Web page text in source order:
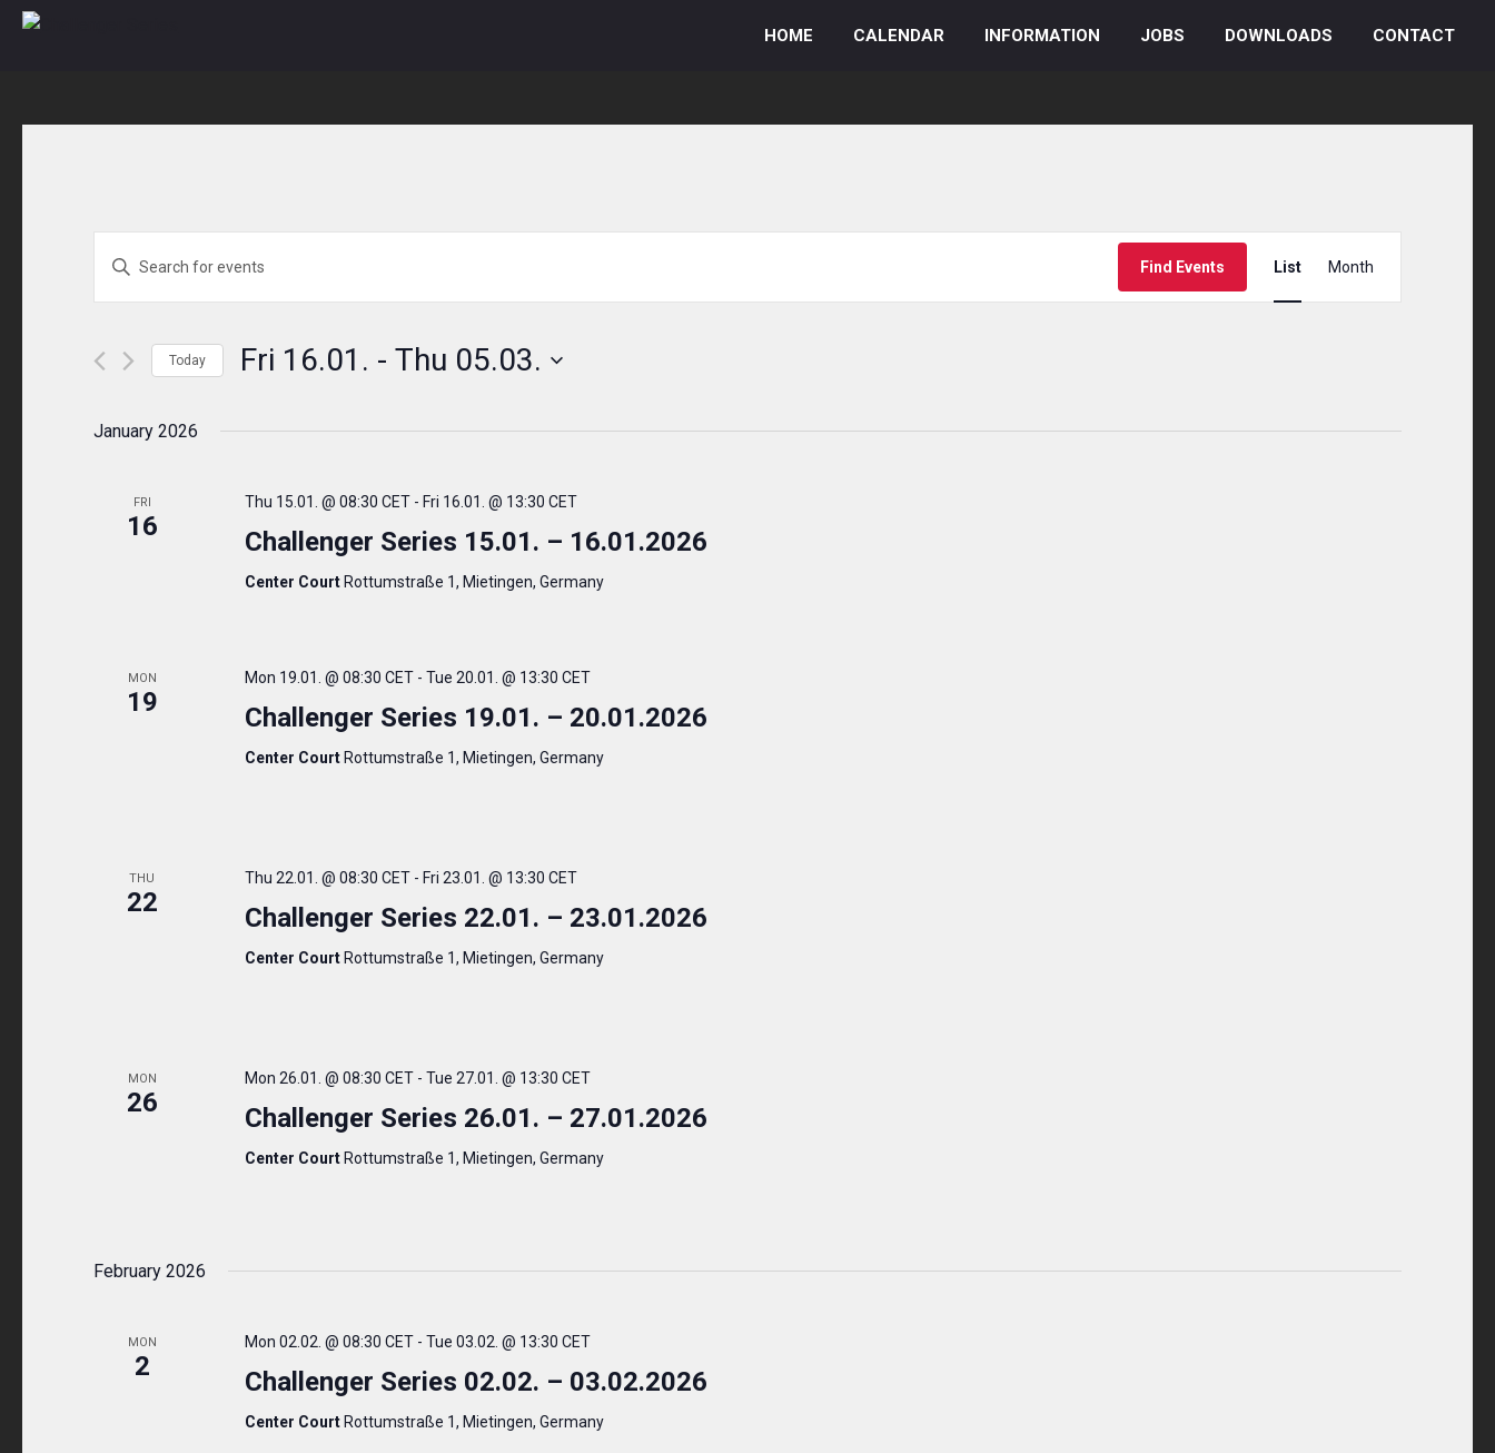
Skip
HOME CALENDAR INFORMATION JOBS DOWNLOADS CONTACT
Events
Search
Views
Navigation
ENTER
EVENTS
KEYWORD.
Find Events List Month
Today Fri 16.01. - Thu 05.03.
January 2026
FRI
16
Thu 15.01. @ 08:30 CET- Fri 16.01. @ 13:30 CET
Challenger Series 15.01. – 16.01.2026
Center Court Rottumstraße 1, Mietingen, Germany
MON
19
Mon 19.01. @ 08:30 CET- Tue 20.01. @ 13:30 CET
Challenger Series 19.01. – 20.01.2026
Center Court Rottumstraße 1, Mietingen, Germany
THU
22
Thu 22.01. @ 08:30 CET- Fri 23.01. @ 13:30 CET
Challenger Series 22.01. – 23.01.2026
Center Court Rottumstraße 1, Mietingen, Germany
MON
26
Mon 26.01. @ 08:30 CET- Tue 27.01. @ 13:30 CET
Challenger Series 26.01. – 27.01.2026
Center Court Rottumstraße 1, Mietingen, Germany
February 2026
MON
2
Mon 02.02. @ 08:30 CET- Tue 03.02. @ 13:30 CET
Challenger Series 02.02. – 03.02.2026
Center Court Rottumstraße 1, Mietingen, Germany